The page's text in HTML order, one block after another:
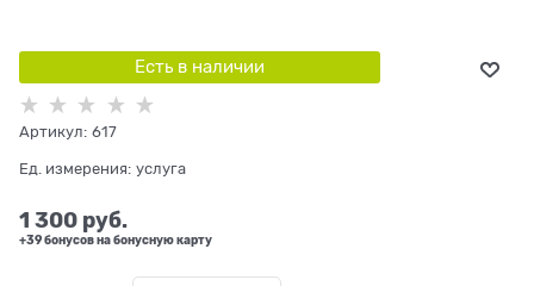
Есть в наличии
Артикул: 617
Ед. измерения: услуга
1 300 руб.
+39 бонусов на бонусную карту